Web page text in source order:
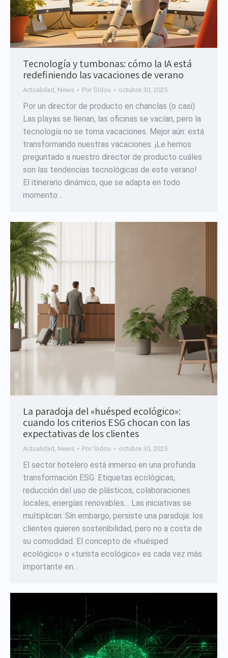
Tecnología y tumbonas: cómo la IA está
redefiniendo las vacaciones de verano
Actualidad News Por Sidou octubre 30, 2025
Por un director de producto en chanclas (o casi)
Las playas se llenan, las oficinas se vacían, pero la
tecnología no se toma vacaciones. Mejor aún: está
transformando nuestras vacaciones. ¡Le hemos
preguntado a nuestro director de producto cuáles
son las tendencias tecnológicas de este verano!
El itinerario dinámico, que se adapta en todo
momento…
La paradoja del «huésped ecológico»:
cuando los criterios ESG chocan con las
expectativas de los clientes
Actualidad News Por Sidou octubre 30, 2025
El sector hotelero está inmerso en una profunda
transformación ESG. Etiquetas ecológicas,
reducción del uso de plásticos, colaboraciones
locales, energías renovables… Las iniciativas se
multiplican. Sin embargo, persiste una paradoja: los
clientes quieren sostenibilidad, pero no a costa de
su comodidad. El concepto de «huésped
ecológico» o «turista ecológico» es cada vez más
importante en…